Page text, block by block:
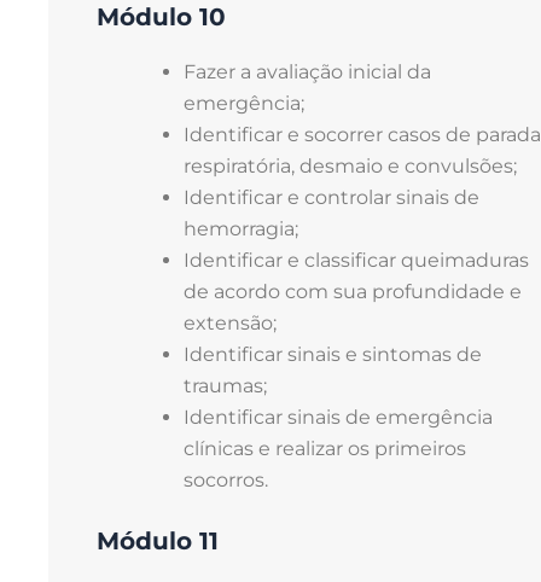
Módulo 10
Fazer a avaliação inicial da
emergência;
Identificar e socorrer casos de parada
respiratória, desmaio e convulsões;
Identificar e controlar sinais de
hemorragia;
Identificar e classificar queimaduras
de acordo com sua profundidade e
extensão;
Identificar sinais e sintomas de
traumas;
Identificar sinais de emergência
clínicas e realizar os primeiros
socorros.
Módulo 11